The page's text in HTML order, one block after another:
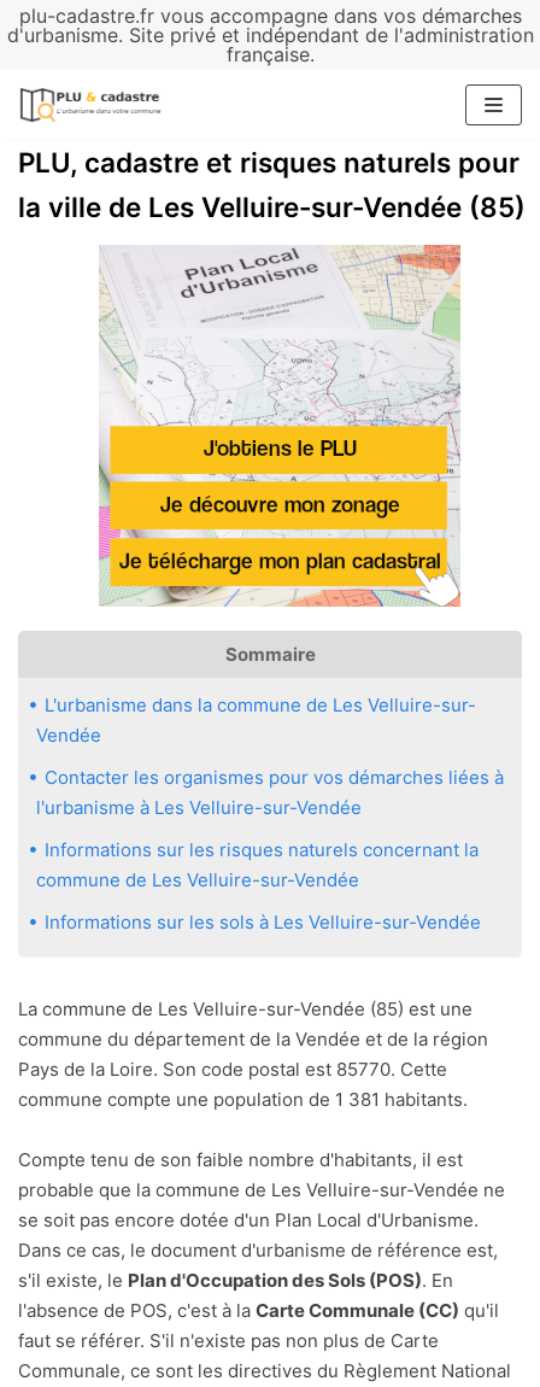
plu-cadastre.fr vous accompagne dans vos démarches
d'urbanisme. Site privé et indépendant de l'administration
française.
Aller
contenu
PLU, cadastre et risques naturels pour
la ville de Les Velluire-sur-Vendée (85)
Sommaire
L'urbanisme dans la commune de Les Velluire-sur-
Vendée
Contacter les organismes pour vos démarches liées à
l'urbanisme à Les Velluire-sur-Vendée
Informations sur les risques naturels concernant la
commune de Les Velluire-sur-Vendée
Informations sur les sols à Les Velluire-sur-Vendée
La commune de Les Velluire-sur-Vendée (85) est une
commune du département de la Vendée et de la région
Pays de la Loire. Son code postal est 85770. Cette
commune compte une population de 1 381 habitants.
Compte tenu de son faible nombre d'habitants, il est
probable que la commune de Les Velluire-sur-Vendée ne
se soit pas encore dotée d'un Plan Local d'Urbanisme.
Dans ce cas, le document d'urbanisme de référence est,
s'il existe, le Plan d'Occupation des Sols (POS). En
l'absence de POS, c'est à la Carte Communale (CC) qu'il
faut se référer. S'il n'existe pas non plus de Carte
Communale, ce sont les directives du Règlement National